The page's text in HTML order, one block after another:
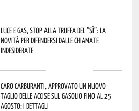
Luce e gas, stop alla truffa del “Sì”: la
novità per difendersi dalle chiamate
indesiderate
Caro carburanti, approvato un nuovo
taglio delle accise sul gasolio fino al 25
agosto: i dettagli